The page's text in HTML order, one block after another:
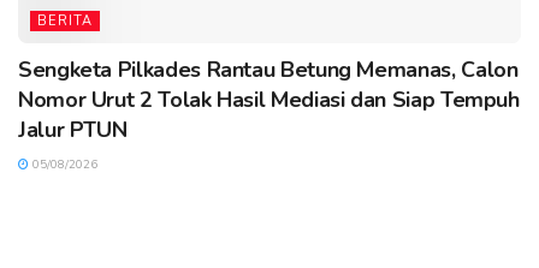
BERITA
Sengketa Pilkades Rantau Betung Memanas, Calon
Nomor Urut 2 Tolak Hasil Mediasi dan Siap Tempuh
Jalur PTUN
05/08/2026